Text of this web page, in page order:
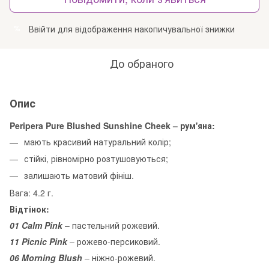
Ввійти для відображення накопичувальної знижки
До обраного
Опис
Peripera Pure Blushed Sunshine Cheek – рум'яна:
мають красивий натуральний колір;
стійкі, рівномірно розтушовуються;
залишають матовий фініш.
Вага: 4.2 г.
Відтінок:
01 Calm Pink– пастельний рожевий.
11 Picnic Pink– рожево-персиковий.
06 Morning Blush – ніжно-рожевий.